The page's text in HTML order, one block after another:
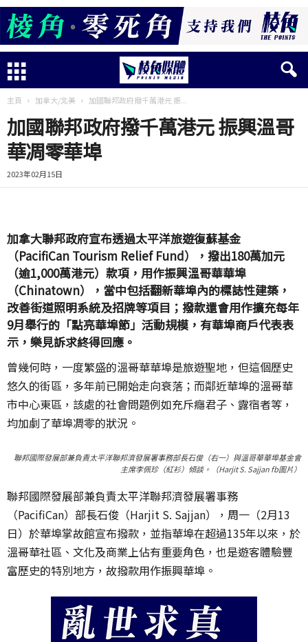
主頁 加拿大/北美 加國聯邦政府撥千萬港元 振...
加國聯邦政府撥千萬港元 振興溫哥
華凋零華埠
2023年02月15日
加拿大聯邦政府宣布透過太平洋旅遊復蘇基金
（PacifiCan Tourism Relief Fund），撥出180萬加元
（逾1,000萬港元）款項，用作振興溫哥華華埠
（Chinatown），當中包括翻新華埠內的標誌性建築，
改善街道照明系統及招牌等項目；撥款還會用作擴充每年
9月舉行的「點亮華埠節」活動規模，有華埠商戶代表表
示，樂見訴求終得回應。
曾幾何時，一度繁盛的溫哥華華埠是旅遊聖地，但這個歷史
悠久的街區，多年前已開始走向衰落；而鄰近華埠的溫哥華
市中心東區，該處的社會問題例如充斥癮君子、露宿者等，
均加劇了華埠凋零的狀況。
聯邦國際發展部兼負責太平洋聯邦濟發展署事務部長石俊（右一）與溫哥華華埠基金會
主席李佩珍（紅衫）傾談。（Harjit S. Sajjan fb圖片）
聯邦國際發展部兼負責太平洋聯邦濟發展署事務
（PacifiCan）部長石俊（Harjit S. Sajjan），周一（2月13
日）於華埠掌故館宣布撥款，並指華埠在超過135年以來，於
溫哥華社區、文化及商業上佔有重要角色，也是遊客體驗豐
富歷史的特別地方，故撥款用作振興華埠。